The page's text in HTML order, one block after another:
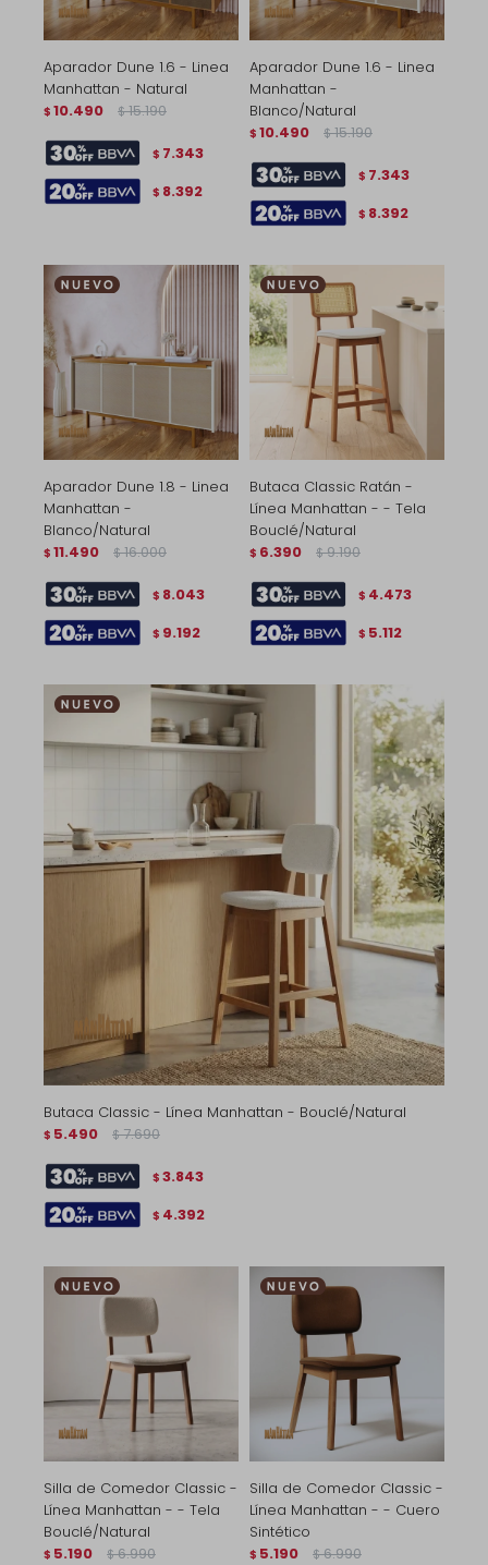
Aparador Dune 1.6 - Linea
Manhattan - Natural
$ 10.490 $ 15.190
$ 7.343
$ 8.392
Aparador Dune 1.6 - Linea
Manhattan -
Blanco/Natural
$ 10.490 $ 15.190
$ 7.343
$ 8.392
Aparador Dune 1.8 - Linea
Manhattan -
Blanco/Natural
$ 11.490 $ 16.000
$ 8.043
$ 9.192
Butaca Classic Ratán -
Línea Manhattan - - Tela
Bouclé/Natural
$ 6.390 $ 9.190
$ 4.473
$ 5.112
Butaca Classic - Línea Manhattan - Bouclé/Natural
$ 5.490 $ 7.690
$ 3.843
$ 4.392
Silla de Comedor Classic -
Línea Manhattan - - Tela
Bouclé/Natural
$ 5.190 $ 6.990
Silla de Comedor Classic -
Línea Manhattan - - Cuero
Sintético
$ 5.190 $ 6.990